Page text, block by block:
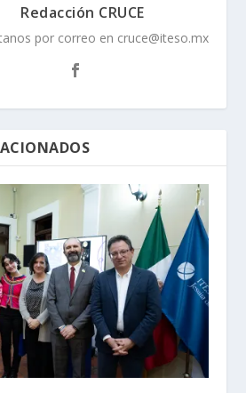
Redacción CRUCE
por correo en cruce@iteso.mx